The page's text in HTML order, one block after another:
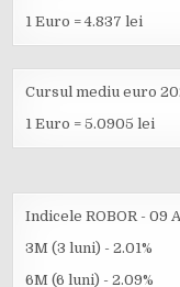
1 Euro = 4.837 lei
Cursul mediu euro
1 Euro = 5.0905 lei
Indicele ROBOR - 09
3M (3 luni) - 2.01%
6M (6 luni) - 2.09%